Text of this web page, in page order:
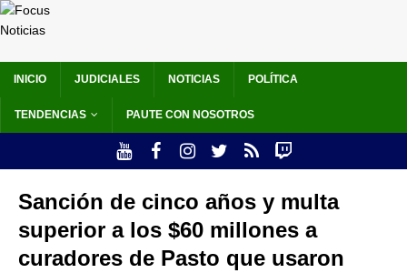
INICIO JUDICIALES NOTICIAS POLÍTICA
TENDENCIAS PAUTE CON NOSOTROS
Sanción de cinco años y multa
superior a los $60 millones a
curadores de Pasto que usaron